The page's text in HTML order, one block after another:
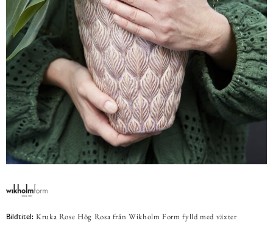
Bildtitel: Kruka Rose Hög Rosa från Wikholm Form fylld med växter